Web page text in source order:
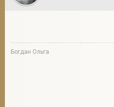
Богдан Ольга